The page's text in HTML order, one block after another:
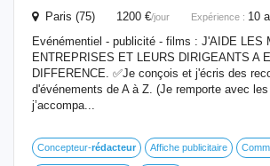
Paris (75) 1200 €/jour Expérience : 10
Evénémentiel - publicité - films : J'AIDE LES
ENTREPRISES ET LEURS DIRIGEANTS A
DIFFERENCE. ✅Je conçois et j'écris des
d'événements de A à Z. (Je remporte avec
j’accompa...
Concepteur-rédacteur Affiche publicitaire